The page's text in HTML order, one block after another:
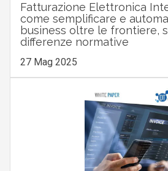
Fatturazione Elettronica
come semplificare e
business oltre le frontiere,
differenze normative
27 Mag 2025